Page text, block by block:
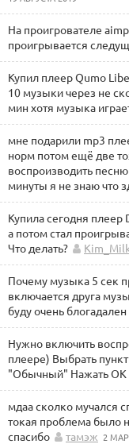
На проигрователе
проигрывается
Купил плеер Qumo
10 музыки через не
мин хотя музыка
мне подарили mp3
норм потом ещё две
воспроизводить
минуты я не знаю что
Купила сегодня
а потом стал
Что делать?
Почему музыка 5 сек
включается друга
буду очень блогадален
Нужно включить
плеере) Выбрать
"Обычный" Нажать ОК
мдаа сколко мучался
токая проблема было
спасибо
тамэж 2